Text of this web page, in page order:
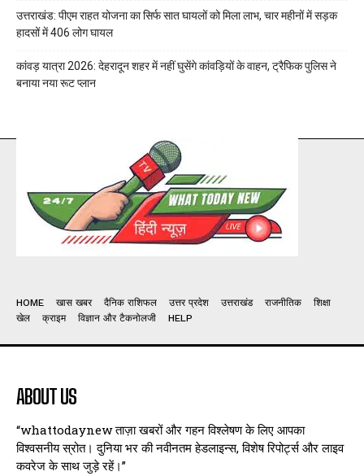
उत्तराखंड: पीएम राहत योजना का सिर्फ सात घायलों को मिला लाभ, चार महीनों में सड़क
हादसों में 406 लोग घायल
कांवड़ यात्रा 2026: देहरादून शहर में नहीं घुसेंगे कांवड़ियों के वाहन, ट्रैफिक पुलिस ने
बनाया नया रूट प्लान
HOME खास खबर दैनिक राशिफल उत्तर प्रदेश उत्तराखंड राजनीतिक
शिक्षा
खेल
क्राइम विज्ञान और टैकनोलजी HELP
ABOUT US
“whattodaynew ताज़ा खबरों और गहन विश्लेषण के लिए आपका
विश्वसनीय स्रोत। दुनिया भर की नवीनतम हेडलाइन्स, विशेष रिपोर्ट्स और लाइव
कवरेज के साथ जुड़े रहें।”